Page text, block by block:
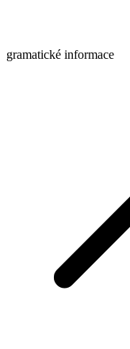
gramatické informace